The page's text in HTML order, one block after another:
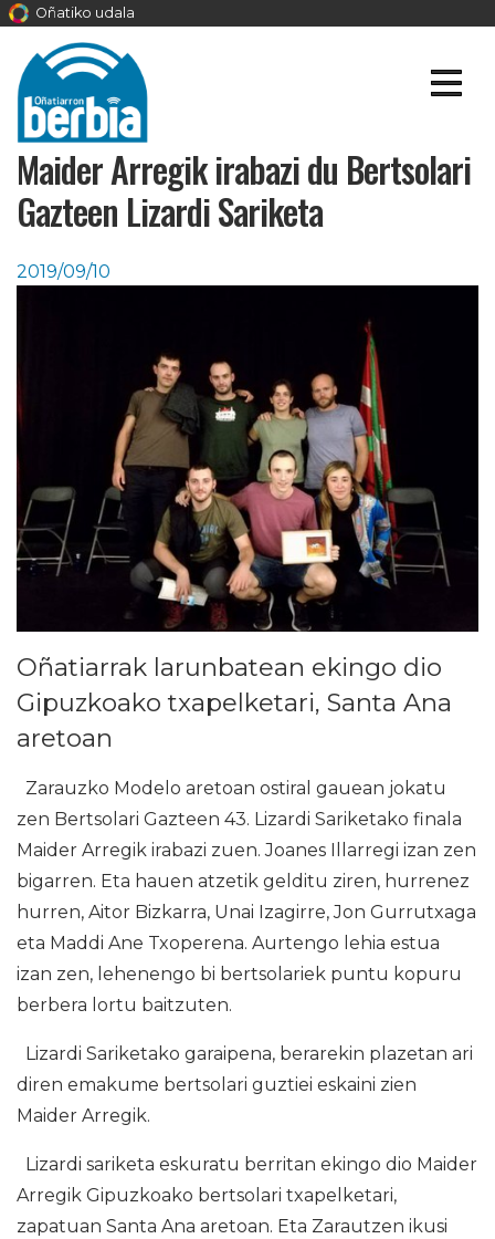
Oñatiko udala
Maider Arregik irabazi du Bertsolari
Gazteen Lizardi Sariketa
2019/09/10
Oñatiarrak larunbatean ekingo dio
Gipuzkoako txapelketari, Santa Ana
aretoan
Zarauzko Modelo aretoan ostiral gauean jokatu
zen Bertsolari Gazteen 43. Lizardi Sariketako finala
Maider Arregik irabazi zuen. Joanes Illarregi izan zen
bigarren. Eta hauen atzetik gelditu ziren, hurrenez
hurren, Aitor Bizkarra, Unai Izagirre, Jon Gurrutxaga
eta Maddi Ane Txoperena. Aurtengo lehia estua
izan zen, lehenengo bi bertsolariek puntu kopuru
berbera lortu baitzuten.
Lizardi Sariketako garaipena, berarekin plazetan ari
diren emakume bertsolari guztiei eskaini zien
Maider Arregik.
Lizardi sariketa eskuratu berritan ekingo dio Maider
Arregik Gipuzkoako bertsolari txapelketari,
zapatuan Santa Ana aretoan. Eta Zarautzen ikusi